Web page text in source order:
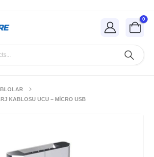
0
KABLOSU UCU – MICRO USB